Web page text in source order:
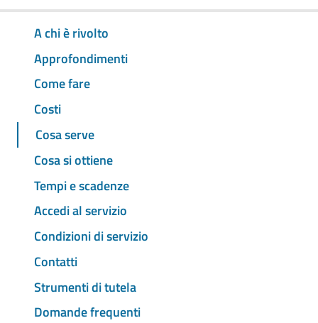
A chi è rivolto
Approfondimenti
Come fare
Costi
Cosa serve
Cosa si ottiene
Tempi e scadenze
Accedi al servizio
Condizioni di servizio
Contatti
Strumenti di tutela
Domande frequenti